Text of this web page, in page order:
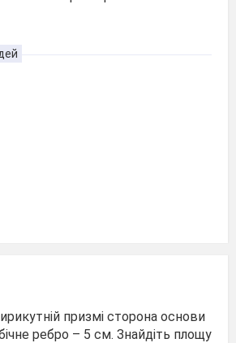
призмі сторона основи
ребро – 5 см. Знайдіть площу